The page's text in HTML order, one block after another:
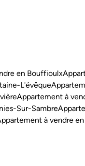
en Bouffioulx
L'évêque
Appartement à
Sur-Sambre
à vendre